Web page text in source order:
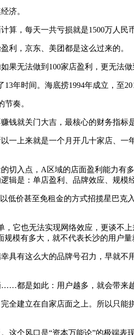
济。
算，每天一共亏损就是1500万人民
利，京东、美团都是这么过来的。
无法做到100家店盈利，更无法做
年时间。海底捞1994年成立，至
奏。
钱就关门大吉，最核心的财务指标
一上来就是一个月开几十家店、
切入点，A区域的店面盈利能力
辑是：单店盈利、品牌效应、规模
低价甚至免租金的方式招揽星巴
它也无法实现网络效应，更谈不
模有多大，就不代表长沙的用户量
具有这么大的品牌号召力，早就
都是如此：用户越多，就会带来
全建立在自家店面之上。所以只
个风口是“资本万能论”的极端表